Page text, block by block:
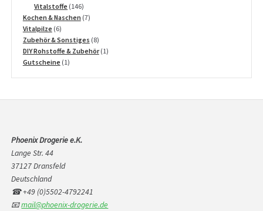
Vitalstoffe 146146
Produkte
Kochen & Naschen 77
Vitalpilze 66
Produkte
Zubehör & Sonstiges 88
Produkte
DIY Rohstoffe & Zubehör 11
Gutscheine 11
Phoenix Drogerie e.K.
Lange Str. 44
37127 Dransfeld
Deutschland
☎ +49 (0)5502-4792241
📧mail@phoenix-drogerie.de